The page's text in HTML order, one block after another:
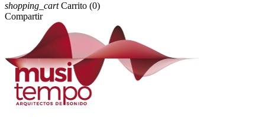
shopping_cart Carrito (0)
Compartir